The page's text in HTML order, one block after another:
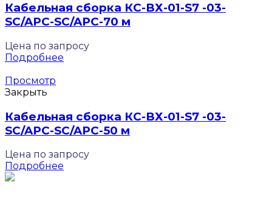
Кабельная сборка КС-ВХ-01-S7 -03-
SC/APC-SC/APC-70 м
Цена по запросу
Подробнее
Просмотр
Закрыть
Кабельная сборка КС-ВХ-01-S7 -03-
SC/APC-SC/APC-50 м
Цена по запросу
Подробнее